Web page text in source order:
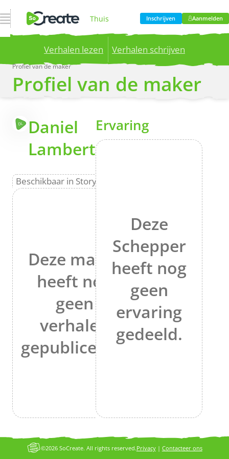
Open navigatie Thuis
Product
Prijzen
Bloggen
Bedrijf
Inschrijven Aanmelden
Verhalen lezen Verhalen schrijven
Publish your stories to a global audience.Try it
now!
Profiel van de maker
Profiel van de maker
DL
Daniel
Lambert
Beschikbaar in Storyteller
Meer
Deze maker
heeft nog
geen
verhalen
gepubliceerd.
Ervaring
Deze
Schepper
heeft nog
geen
ervaring
gedeeld.
Privacy| Contacteer ons
©2026 SoCreate. All rights reserved.